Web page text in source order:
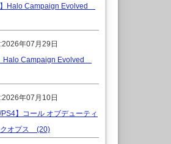
】Halo Campaign Evolved
年07月29日
Halo Campaign Evolved
年07月10日
PS4】コール オブデューティ
クオプス (20)